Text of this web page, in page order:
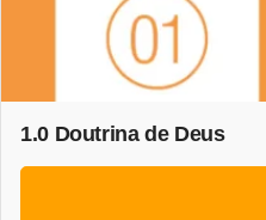
1.0 Doutrina de Deus